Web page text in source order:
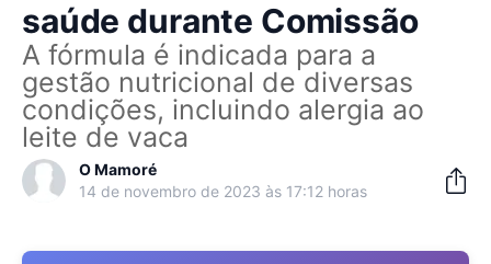
saúde durante Comissão
A fórmula é indicada para a
gestão nutricional de diversas
condições, incluindo alergia ao
leite de vaca
O Mamoré
14 de novembro de 2023 às 17:12 horas